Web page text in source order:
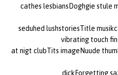
cathes lesbiansDoghgie stule
seduhed lushstoriesTitle
vibrating touch
at nigt clubTits imageNuude
dickForgetting